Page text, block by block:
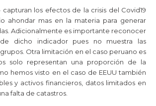
capturan los efectos de la crisis del Covid19
ahondar mas en la materia para generar
Adicionalmente es importante reconocer
dicho indicador pues no muestra las
Otra limitación en el caso peruano es
solo representan una proporción de la
hemos visto en el caso de EEUU también
y activos financieros, datos limitados en
falta de catastros.